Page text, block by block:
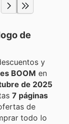
de
y
BOOM en
de 2025
7 páginas
de
todo lo